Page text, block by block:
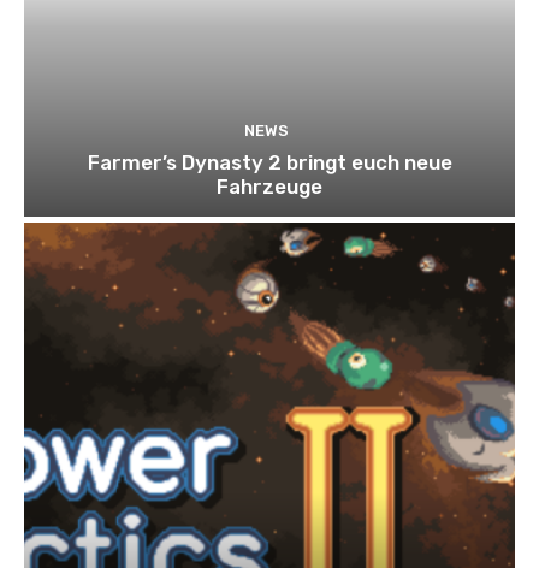
NEWS
Farmer’s Dynasty 2 bringt euch neue
Fahrzeuge